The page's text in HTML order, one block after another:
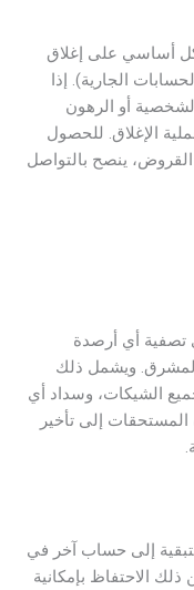
أساسي على إغلاق
الجارية). إذا
أو الرهون
الإغلاق. للحصول
ينصح بالتواصل
تصفية أي أرصدة
ويشمل ذلك
الشيكات، وسداد أي
إلى تأخير
إلى حساب آخر في
الاحتفاظ بإمكانية